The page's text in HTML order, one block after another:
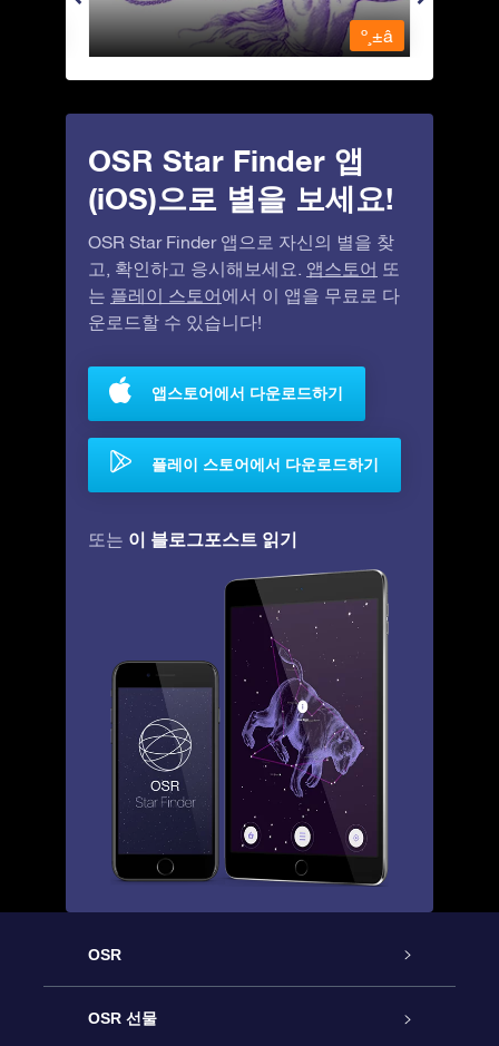
º¸±â
OSR Star Finder 앱
(iOS)으로 별을 보세요!
OSR Star Finder 앱으로 자신의 별을 찾
고, 확인하고 응시해보세요. 앱스토어 또
는 플레이 스토어 에서 이 앱을 무료로 다
운로드할 수 있습니다!
앱스토어에서 다운로드하기
플레이 스토어에서 다운로드하기
또는 이 블로그포스트 읽기
OSR
고객 서비스
OSR 선물